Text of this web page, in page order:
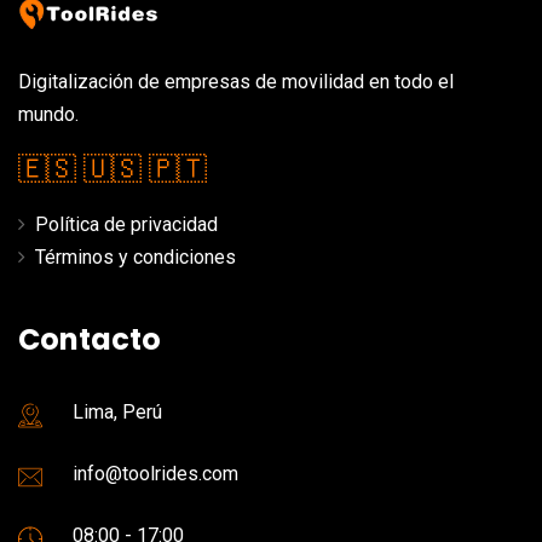
Digitalización de empresas de movilidad en todo el
mundo.
🇪🇸 🇺🇸 🇵🇹
Política de privacidad
Términos y condiciones
Contacto
Lima, Perú
info@toolrides.com
08:00 - 17:00